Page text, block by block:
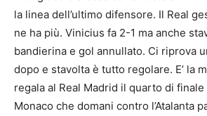
la linea dell’ultimo difensore. Il Real
ne ha più. Vinicius fa 2-1 ma anche
bandierina e gol annullato. Ci riprova
dopo e stavolta è tutto regolare. E’ la
regala al Real Madrid il quarto di
Monaco che domani contro l’Atalanta